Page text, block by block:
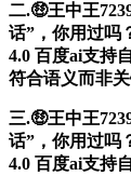
二.🤑王中王
话”，你用过吗
4.0 百度ai支持
符合语义而非
三.🤑王中王
话”，你用过吗
4.0 百度ai支持